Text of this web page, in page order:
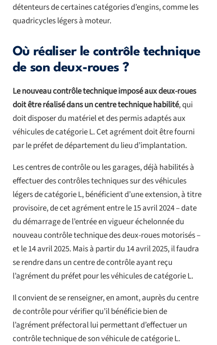
détenteurs de certaines catégories d’engins, comme les
quadricycles légers à moteur.
Où réaliser le contrôle technique
de son deux-roues ?
Le nouveau contrôle technique imposé aux deux-roues
doit être réalisé dans un centre technique habilité, qui
doit disposer du matériel et des permis adaptés aux
véhicules de catégorie L. Cet agrément doit être fourni
par le préfet de département du lieu d’implantation.
Les centres de contrôle ou les garages, déjà habilités à
effectuer des contrôles techniques sur des véhicules
légers de catégorie L, bénéficient d’une extension, à titre
provisoire, de cet agrément entre le 15 avril 2024 – date
du démarrage de l’entrée en vigueur échelonnée du
nouveau contrôle technique des deux-roues motorisés –
et le 14 avril 2025. Mais à partir du 14 avril 2025, il faudra
se rendre dans un centre de contrôle ayant reçu
l’agrément du préfet pour les véhicules de catégorie L.
Il convient de se renseigner, en amont, auprès du centre
de contrôle pour vérifier qu’il bénéficie bien de
l’agrément préfectoral lui permettant d’effectuer un
contrôle technique de son véhicule de catégorie L.